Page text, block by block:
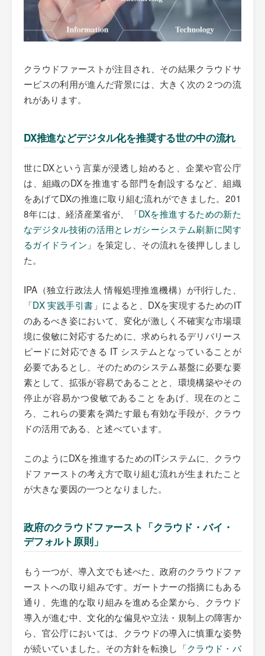
クラウドファーストが注目され、その結果クラウドサ
ービスの利用が進んだ背景には、大きく次の２つの流
れがあります。
DX推進などデジタル化を推奨する世の中の流れ
世にDXという言葉が浸透し始めると、企業や官公庁
は、組織のDXを推進する部門を創設するなど、組織
をあげてDXの推進に取り組む流れができました。201
8年には、経済産業省が、「DXを推進するための新た
なデジタル技術の活用とレガシーシステム刷新に関す
るガイドライン 」を策定し、その流れを後押ししまし
た。
IPA（独立行政法人 情報処理推進機構）が刊行した、
「DX 実践手引書 」によると、DXを実現するためのIT
のあるべき姿において、変化が激しく不確実な市場環
境に俊敏に対応するために、求められるデリバリース
ピードに対応できる IT システムとなっていることが
必要であるとし、そのためのシステム基盤に必要な要
素として、拡張が容易であることと、環境構築やその
停止が容易かつ俊敏であることをあげ、現在のとこ
ろ、これらの要素を満たす最も有効な手段が、クラウ
ドの活用である、と述べています。
このようにDXを推進するためのITシステムに、クラウ
ドファーストの考え方で取り組む流れが生まれたこと
が大きな要因の一つとなりました。
政府のクラウドファースト「クラウド・バイ・
デフォルト原則」
もう一つが、導入文でも述べた、政府のクラウドファ
ーストへの取り組みです。ガートナーの指摘にもある
通り、先進的な取り組みを進める企業から、クラウド
導入が進む中、文化的な偏見や立法・規制上の障害か
ら、官公庁においては、クラウドの導入に慎重な姿勢
が続いていました。その方針を転換し「クラウド・バ